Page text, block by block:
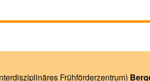
Frühförderzentrum)